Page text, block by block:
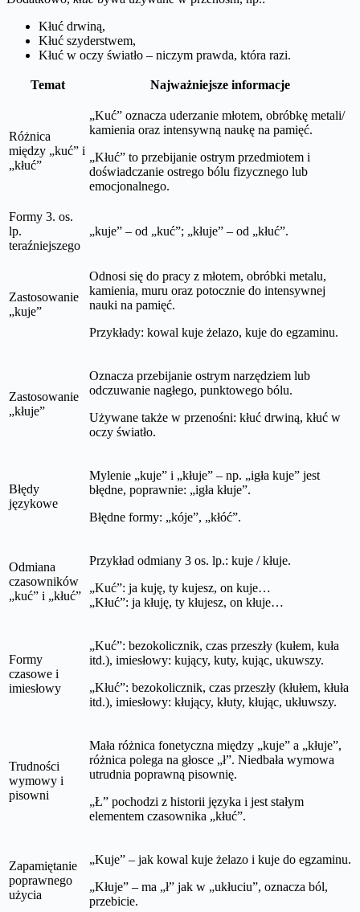
Kłuć drwiną,
Kłuć szyderstwem,
Kłuć w oczy światło – niczym prawda, która razi.
Temat Najważniejsze informacje
Różnica
między „kuć” i
„kłuć”
„Kuć” oznacza uderzanie młotem, obróbkę metali/
kamienia oraz intensywną naukę na pamięć.
„Kłuć” to przebijanie ostrym przedmiotem i
doświadczanie ostrego bólu fizycznego lub
emocjonalnego.
Formy 3. os.
lp.
teraźniejszego
„kuje” – od „kuć”; „kłuje” – od „kłuć”.
Zastosowanie
„kuje”
Odnosi się do pracy z młotem, obróbki metalu,
kamienia, muru oraz potocznie do intensywnej
nauki na pamięć.
Przykłady: kowal kuje żelazo, kuje do egzaminu.
Zastosowanie
„kłuje”
Oznacza przebijanie ostrym narzędziem lub
odczuwanie nagłego, punktowego bólu.
Używane także w przenośni: kłuć drwiną, kłuć w
oczy światło.
Błędy
językowe
Mylenie „kuje” i „kłuje” – np. „igła kuje” jest
błędne, poprawnie: „igła kłuje”.
Błędne formy: „kóje”, „kłóć”.
Odmiana
czasowników
„kuć” i „kłuć”
Przykład odmiany 3 os. lp.: kuje / kłuje.
„Kuć”: ja kuję, ty kujesz, on kuje…
„Kłuć”: ja kłuję, ty kłujesz, on kłuje…
Formy
czasowe i
imiesłowy
„Kuć”: bezokolicznik, czas przeszły (kułem, kuła
itd.), imiesłowy: kujący, kuty, kując, ukuwszy.
„Kłuć”: bezokolicznik, czas przeszły (kłułem, kłuła
itd.), imiesłowy: kłujący, kłuty, kłując, ukłuwszy.
Trudności
wymowy i
pisowni
Mała różnica fonetyczna między „kuje” a „kłuje”,
różnica polega na głosce „ł”. Niedbała wymowa
utrudnia poprawną pisownię.
„Ł” pochodzi z historii języka i jest stałym
elementem czasownika „kłuć”.
Zapamiętanie
poprawnego
użycia
„Kuje” – jak kowal kuje żelazo i kuje do egzaminu.
„Kłuje” – ma „ł” jak w „ukłuciu”, oznacza ból,
przebicie.